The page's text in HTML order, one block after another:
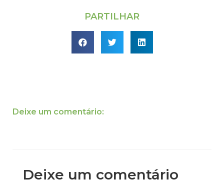
PARTILHAR
Deixe um comentário:
Deixe um comentário